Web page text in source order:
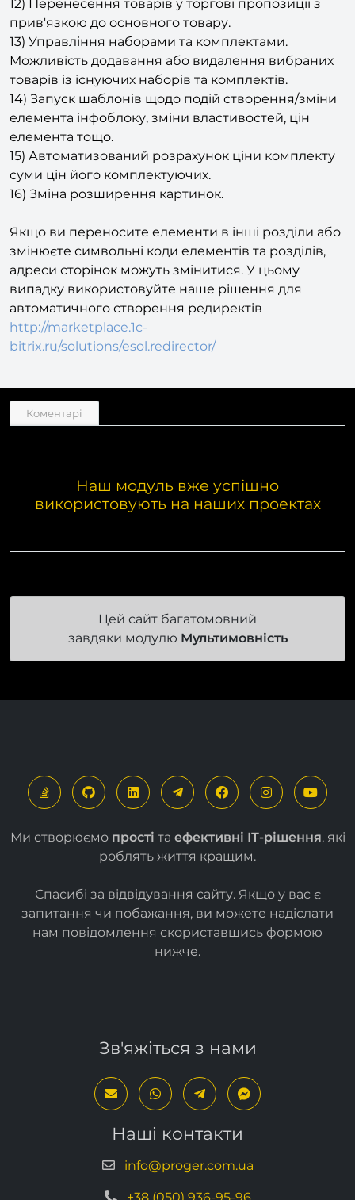
11) Запуск обробки кроном.
12) Перенесення товарів у торгові пропозиції з
прив'язкою до основного товару.
13) Управління наборами та комплектами.
Можливість додавання або видалення вибраних
товарів із існуючих наборів та комплектів.
14) Запуск шаблонів щодо подій створення/зміни
елемента інфоблоку, зміни властивостей, цін
елемента тощо.
15) Автоматизований розрахунок ціни комплекту
суми цін його комплектуючих.
Якщо ви переносите елементи в інші розділи або
змінюєте символьні коди елементів та розділів,
адреси сторінок можуть змінитися. У цьому
випадку використовуйте наше рішення для
автоматичного створення редиректів
http://marketplace.1c-
Наш модуль вже успішно
Цей сайт багатомовний
завдяки модулюМультимовність
Ми створюємопрості таефективні ІТ-рішення
Спасибі за відвідування сайту. Якщо у вас є
запитання чи побажання, ви можете надіслати
нам повідомлення скориставшись формою
Зв'яжіться з нами
Наші контакти
info@proger.com.ua